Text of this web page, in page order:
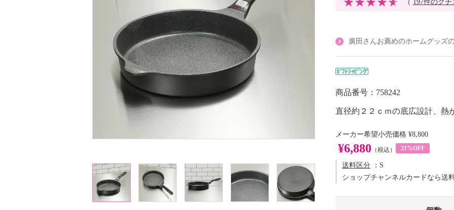
（ 197件のクチ
廣田さんお薦めのホームグッズ
商品番号：758242
直径約２２ｃｍの底広設計、熱
メーカー希望小売価格 ¥8,800
¥6,880 （税込） 21%OFF
送料区分 ：S
ショップチャンネルカードなら送